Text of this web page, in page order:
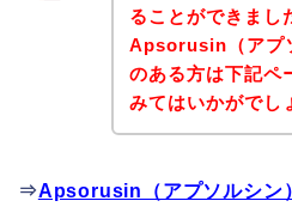
ることができまし
Apsorusin（アプ
のある方は下記ペ
みてはいかがでし
⇒Apsorusin（アプソルシン